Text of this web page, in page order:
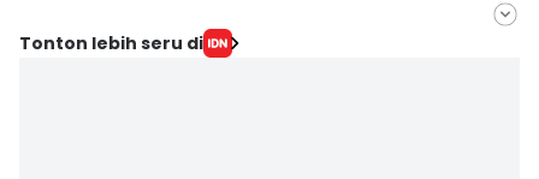
Editor
Tonton lebih seru di